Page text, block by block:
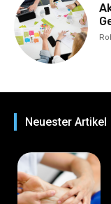
Neuester Artikel